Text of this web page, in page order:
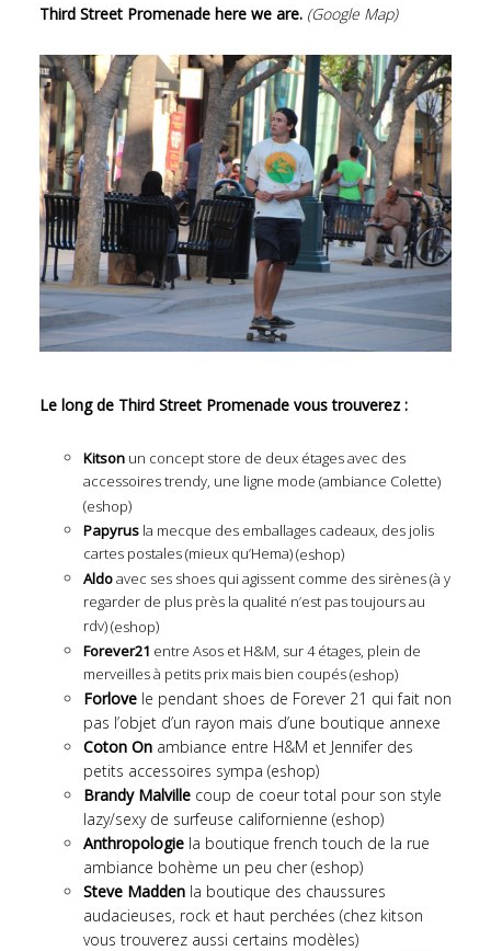
Third Street Promenade here we are. (Google Map)
Le long de Third Street Promenade vous trouverez :
Kitsonun concept store de deux étages avec des
accessoires trendy, une ligne mode (ambiance Colette)
(eshop)
Papyrusla mecque des emballages cadeaux, des jolis
cartes postales (mieux qu’Hema) (eshop)
Aldoavec ses shoes qui agissent comme des sirènes (à y
regarder de plus près la qualité n’est pas toujours au
rdv) (eshop)
Forever21 entre Asos et H&M, sur 4 étages, plein de
merveilles à petits prix mais bien coupés (eshop)
Forlovele pendant shoes de Forever 21 qui fait non
pas l’objet d’un rayon mais d’une boutique annexe
Coton Onambiance entre H&M et Jennifer des
petits accessoires sympa (eshop)
Brandy Malvillecoup de coeur total pour son style
lazy/sexy de surfeuse californienne (eshop)
Anthropologiela boutique french touch de la rue
ambiance bohème un peu cher (eshop)
Steve Maddenla boutique des chaussures
audacieuses, rock et haut perchées (chez kitson
vous trouverez aussi certains modèles)